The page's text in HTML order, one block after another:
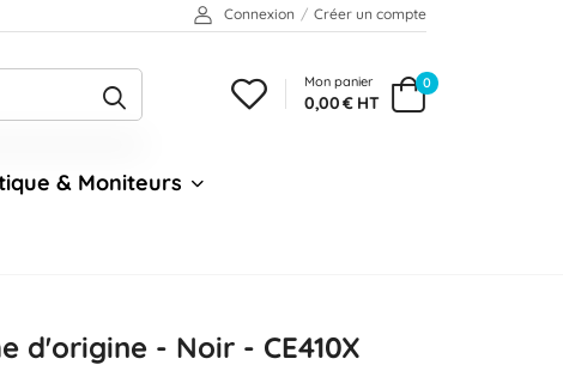
Connexion / Créer un compte
0
Mon panier
0,00 € HT
& Moniteurs
d'origine - Noir - CE410X